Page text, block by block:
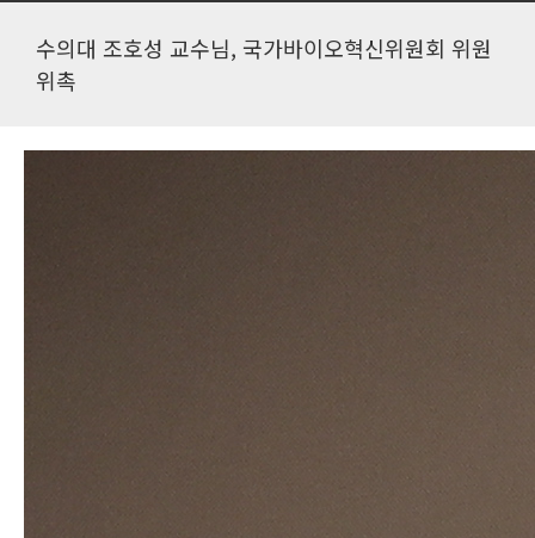
수의대 조호성 교수님, 국가바이오혁신위원회 위원
위촉